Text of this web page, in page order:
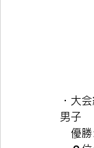
・大
男子
優勝: